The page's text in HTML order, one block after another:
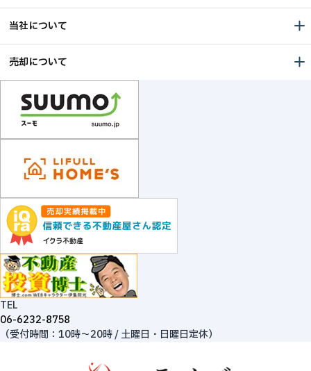
当社について
売却について
TEL
06-6232-8758
（受付時間：10時～20時 / 土曜日・日曜日定休）